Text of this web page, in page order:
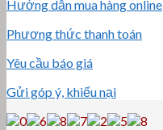
Hướng dẫn mua hàng online
Phương thức thanh toán
Yêu cầu báo giá
Gửi góp ý, khiếu nại